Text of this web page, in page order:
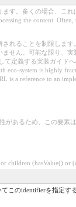
す。多くの場合、こ
the content.
れることを制限しま
せん。可能な限り、
義する実装ガイド
system is highly
is a reference to an
あるため、この要素
children (hasValue() or
のidentifierを指定